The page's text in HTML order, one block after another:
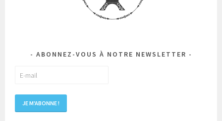
ABONNEZ-VOUS À NOTRE NEWSLETTER